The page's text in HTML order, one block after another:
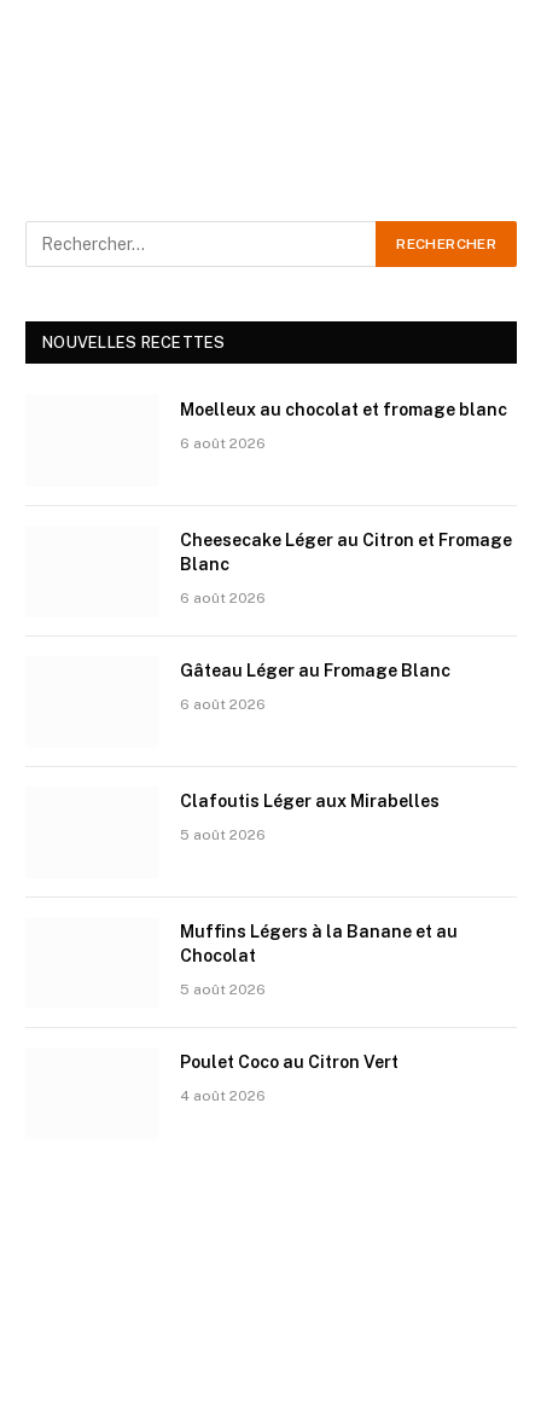
NOUVELLES RECETTES
Moelleux au chocolat et fromage blanc
6 août 2026
Cheesecake Léger au Citron et Fromage
Blanc
6 août 2026
Gâteau Léger au Fromage Blanc
6 août 2026
Clafoutis Léger aux Mirabelles
5 août 2026
Muffins Légers à la Banane et au
Chocolat
5 août 2026
Poulet Coco au Citron Vert
4 août 2026